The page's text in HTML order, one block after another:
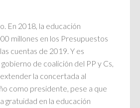
En 2018, la educación
millones en los Presupuestos
cuentas de 2019. Y es
de coalición del PP y Cs,
la concertada al
como presidente, pese a que
gratuidad en la educación